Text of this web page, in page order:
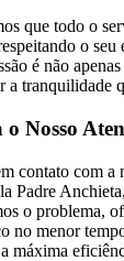
que todo o
o seu
é não
a tranquilidade
Nosso
contato com a
Padre
o problema,
no menor
máxima